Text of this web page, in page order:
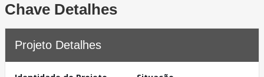
Chave Detalhes
Projeto Detalhes